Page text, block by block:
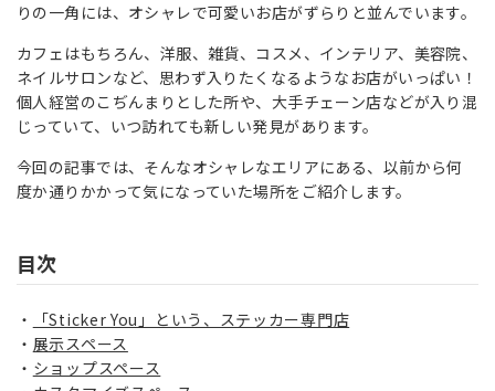
りの一角には、オシャレで可愛いお店がずらりと並んでいます。
カフェはもちろん、洋服、雑貨、コスメ、インテリア、美容院、
ネイルサロンなど、思わず入りたくなるようなお店がいっぱい！
個人経営のこぢんまりとした所や、大手チェーン店などが入り混
じっていて、いつ訪れても新しい発見があります。
今回の記事では、そんなオシャレなエリアにある、以前から何
度か通りかかって気になっていた場所をご紹介します。
目次
「Sticker You」という、ステッカー専門店
展示スペース
ショップスペース